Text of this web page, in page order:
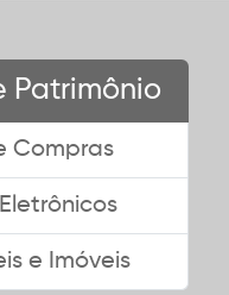
Patrimônio
Compras
e Imóveis